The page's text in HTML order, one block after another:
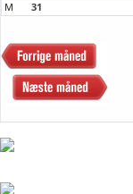
M
31